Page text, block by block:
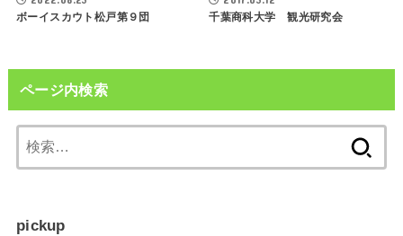
ボーイスカウト松戸第９団 千葉商科大学 観光研究会
ページ内検索
索:
pickup